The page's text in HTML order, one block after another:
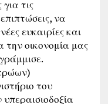
τις
να
ευκαιρίες και
την οικονομία μας
του